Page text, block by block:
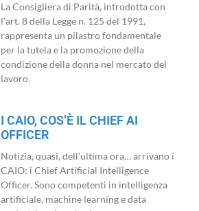
La Consigliera di Parità, introdotta con
l’art. 8 della Legge n. 125 del 1991,
rappresenta un pilastro fondamentale
per la tutela e la promozione della
condizione della donna nel mercato del
lavoro.
I CAIO, COS’È IL CHIEF AI
OFFICER
Notizia, quasi, dell’ultima ora… arrivano i
CAIO: i Chief Artificial Intelligence
Officer. Sono competenti in intelligenza
artificiale, machine learning e data